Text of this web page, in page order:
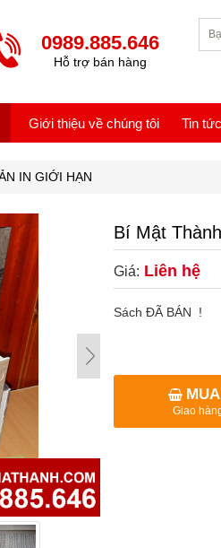
0989.885.646
Hỗ trợ bán hàng
Giới thiệu về chúng tôi Tin
IN GIỚI HẠN
Bí Mật
Giá: Liên hệ
Sách ĐÃ BÁN !
Giao